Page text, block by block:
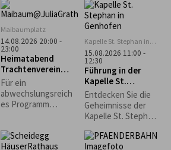
asiatisch und vieles
mehr erwartet.
Maibaumplatz
14.08.2026 20:00 -
23:00
Heimatabend
Trachtenverein
Stiefenhofen
Für ein
abwechslungsreich
es Programm
Kindergruppe und
die aktiven Plattler.
Kapelle St. Stephan in
Genhofen
15.08.2026 11:00 -
12:30
Führung in der
Kapelle St.
Stephan in
Genhofen
Entdecken Sie die
Geheimnisse der
Kapelle St. Stephan
einer exklusiven